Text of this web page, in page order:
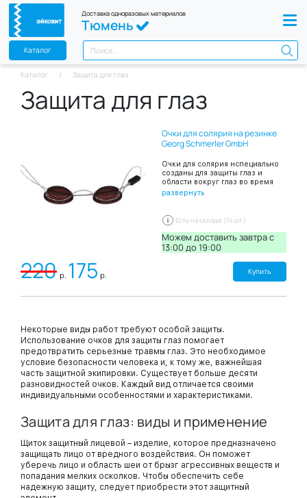
Доставка одноразовых материалов
Тюмень
Каталог
Каталог Защита для глаз
Защита для глаз
Очки для солярия на резинке
Georg Schmerler GmbH
Очки для солярия нспециально
созданы для защиты глаз и
области вокруг глаз во время
загара в солярии.
Необходимость использования
ультрафиолетовые лучи
проникают даже сквозь
закрытые веки, которые
блокируют менее чем 25% этих
опасных воздействий. Что бы
избежать неприятных
последствий загара, но при этом
приобрести золотистый оттенок
для солярия на резинке Georg
переносице после сеанса
загара, фиксируются на голове
за счет мягкой резинки,
комфортны в использовании.
Размер резинки регулируется.
развернуть
Есть на складе (14 шт.)
Можем доставить завтра c
13:00 до 19:00
220 р. 175 р. Купить
Некоторые виды работ требуют особой защиты.
Использование очков для защиты глаз помогает
предотвратить серьезные травмы глаз. Это необходимое
условие безопасности человека и, к тому же, важнейшая
часть защитной экипировки. Существует больше десяти
разновидностей очков. Каждый вид отличается своими
индивидуальными особенностями и характеристиками.
Защита для глаз: виды и применение
Щиток защитный лицевой – изделие, которое предназначено
защищать лицо от вредного воздействия. Он поможет
уберечь лицо и область шеи от брызг агрессивных веществ и
попадания мелких осколков. Чтобы обеспечить себе
надежную защиту, следует приобрести этот защитный